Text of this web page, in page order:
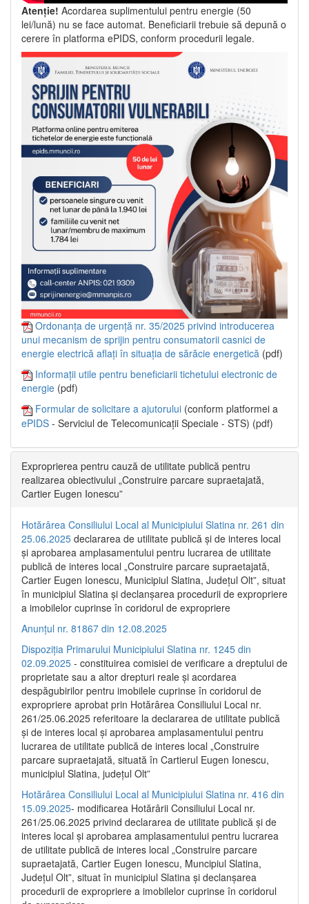
Atenție! Acordarea suplimentului pentru energie (50
lei/lună) nu se face automat. Beneficiarii trebuie să depună o
cerere în platforma ePIDS, conform procedurii legale.
Ordonanța de urgență nr. 35/2025 privind introducerea
unui mecanism de sprijin pentru consumatorii casnici de
energie electrică aflați în situația de sărăcie energetică (pdf)
Informații utile pentru beneficiarii tichetului electronic de
energie (pdf)
Formular de solicitare a ajutorului (conform platformei a
ePIDS - Serviciul de Telecomunicații Speciale - STS) (pdf)
Exproprierea pentru cauză de utilitate publică pentru
realizarea obiectivului „Construire parcare supraetajată,
Cartier Eugen Ionescu”
Hotărârea Consiliului Local al Municipiului Slatina nr. 261 din
25.06.2025 declararea de utilitate publică și de interes local
și aprobarea amplasamentului pentru lucrarea de utilitate
publică de interes local „Construire parcare supraetajată,
Cartier Eugen Ionescu, Municipiul Slatina, Județul Olt”, situat
în municipiul Slatina și declanșarea procedurii de expropriere
a imobilelor cuprinse în coridorul de expropriere
Anunțul nr. 81867 din 12.08.2025
Dispoziția Primarului Municipiului Slatina nr. 1245 din
02.09.2025 - constituirea comisiei de verificare a dreptului de
proprietate sau a altor drepturi reale și acordarea
despăgubirilor pentru imobilele cuprinse în coridorul de
expropriere aprobat prin Hotărârea Consiliului Local nr.
261/25.06.2025 referitoare la declararea de utilitate publică
și de interes local și aprobarea amplasamentului pentru
lucrarea de utilitate publică de interes local „Construire
parcare supraetajată, situată în Cartierul Eugen Ionescu,
municipiul Slatina, județul Olt”
Hotărârea Consiliului Local al Municipiului Slatina nr. 416 din
15.09.2025- modificarea Hotărârii Consiliului Local nr.
261/25.06.2025 privind declararea de utilitate publică și de
interes local și aprobarea amplasamentului pentru lucrarea
de utilitate publică de interes local „Construire parcare
supraetajată, Cartier Eugen Ionescu, Muncipiul Slatina,
Județul Olt”, situat în municipiul Slatina și declanșarea
procedurii de expropriere a imobilelor cuprinse în coridorul